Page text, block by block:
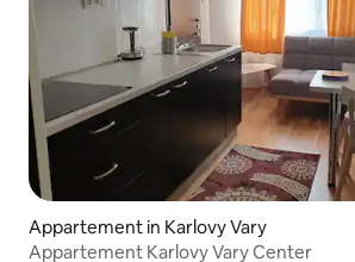
Appartement in Karlovy Vary
Appartement Karlovy Vary Center